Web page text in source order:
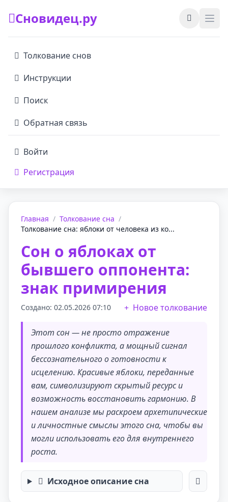
Сновидец.ру
Толкование снов
Инструкции
Поиск
Обратная связь
Войти
Регистрация
Главная / Толкование сна /
Толкование сна: яблоки от человека из ко...
Сон о яблоках от
бывшего оппонента:
знак примирения
Создано: 02.05.2026 07:10 Новое толкование
Этот сон — не просто отражение
прошлого конфликта, а мощный сигнал
бессознательного о готовности к
исцелению. Красивые яблоки, переданные
вам, символизируют скрытый ресурс и
возможность восстановить гармонию. В
нашем анализе мы раскроем архетипические
и личностные смыслы этого сна, чтобы вы
могли использовать его для внутреннего
роста.
Исходное описание сна